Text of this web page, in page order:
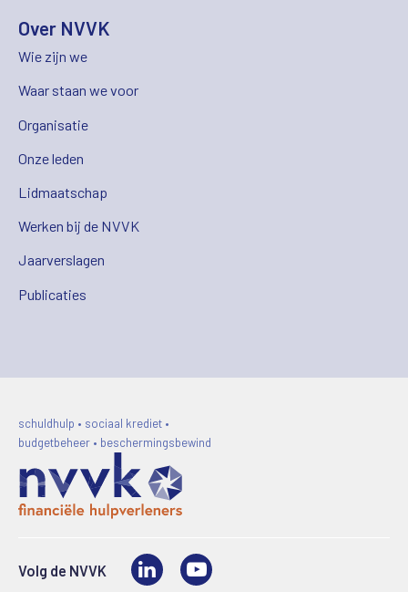
Over NVVK
Wie zijn we
Waar staan we voor
Organisatie
Onze leden
Lidmaatschap
Werken bij de NVVK
Jaarverslagen
Publicaties
schuldhulp • sociaal krediet •
budgetbeheer • beschermingsbewind
Volg de NVVK LinkedIn